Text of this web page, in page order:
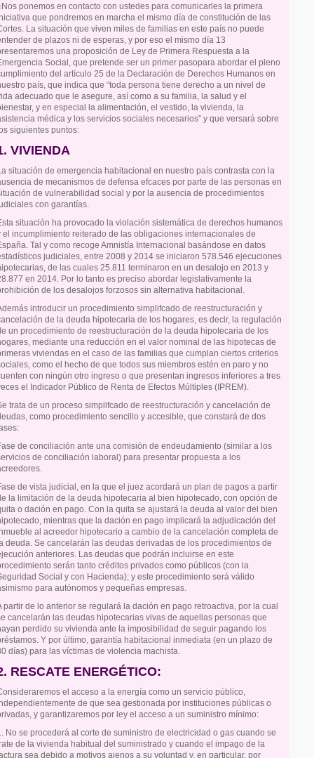
ponemos en contacto con ustedes para comunicarles la primera
que pondremos en marcha el mismo día de constitución de las
La situación que viven miles de familias en este país no puede
de plazos ni de esperas, y por eso el mismo día 13
una proposición de Ley de Primera Respuesta a la
Social, que pretende ser un primer pasopara abordar el pleno
del artículo 25 de la Declaración de Derechos Humanos en
país, que indica que “toda persona tiene derecho a un nivel de
adecuado que le asegure, así como a su familia, la salud y el
y en especial la alimentación, el vestido, la vivienda, la
médica y los servicios sociales necesarios” y que versará sobre
siguientes puntos:
VIVIENDA
situación de emergencia habitacional en nuestro país contrasta con la
de mecanismos de defensa efcaces por parte de las personas en
de vulnerabilidad social y por la ausencia de procedimientos
con garantías.
situación ha provocado la violación sistemática de derechos humanos
el incumplimiento reiterado de las obligaciones internacionales de
Tal y como recoge Amnistía Internacional basándose en datos
judiciales, entre 2008 y 2014 se iniciaron 578.546 ejecuciones
de las cuales 25.811 terminaron en un desalojo en 2013 y
en 2014. Por lo tanto es preciso abordar legislativamente la
de los desalojos forzosos sin alternativa habitacional.
introducir un procedimiento simplifcado de reestructuración y
de la deuda hipotecaria de los hogares, es decir, la regulación
un procedimiento de reestructuración de la deuda hipotecaria de los
mediante una reducción en el valor nominal de las hipotecas de
viviendas en el caso de las familias que cumplan ciertos criterios
como el hecho de que todos sus miembros estén en paro y no
con ningún otro ingreso o que presentan ingresos inferiores a tres
el Indicador Público de Renta de Efectos Múltiples (IPREM).
trata de un proceso simplifcado de reestructuración y cancelación de
como procedimiento sencillo y accesible, que constará de dos
de conciliación ante una comisión de endeudamiento (similar a los
de conciliación laboral) para presentar propuesta a los
de vista judicial, en la que el juez acordará un plan de pagos a partir
la limitación de la deuda hipotecaria al bien hipotecado, con opción de
o dación en pago. Con la quita se ajustará la deuda al valor del bien
mientras que la dación en pago implicará la adjudicación del
al acreedor hipotecario a cambio de la cancelación completa de
deuda. Se cancelarán las deudas derivadas de los procedimientos de
anteriores. Las deudas que podrán incluirse en este
serán tanto créditos privados como públicos (con la
Social y con Hacienda); y este procedimiento será válido
para autónomos y pequeñas empresas.
partir de lo anterior se regulará la dación en pago retroactiva, por la cual
cancelarán las deudas hipotecarias vivas de aquellas personas que
perdido su vivienda ante la imposibilidad de seguir pagando los
Y por último, garantía habitacional inmediata (en un plazo de
días) para las víctimas de violencia machista.
RESCATE ENERGÉTICO:
el acceso a la energía como un servicio público,
de que sea gestionada por instituciones públicas o
y garantizaremos por ley el acceso a un suministro mínimo:
No se procederá al corte de suministro de electricidad o gas cuando se
de la vivienda habitual del suministrado y cuando el impago de la
sea debido a motivos ajenos a su voluntad y, en particular, por